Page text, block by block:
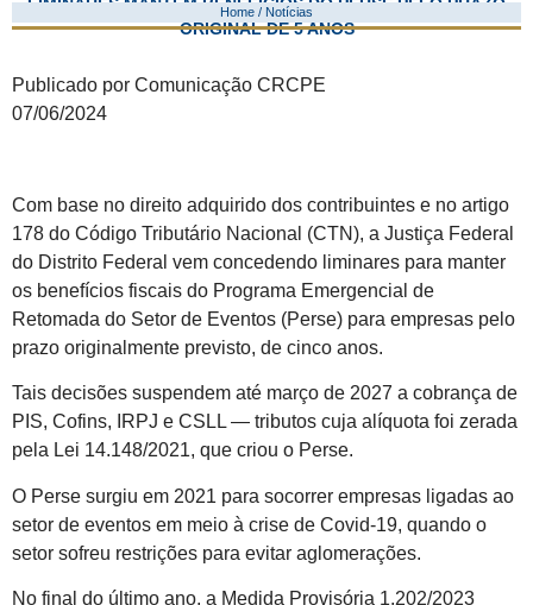
ORIGINAL DE 5 ANOS
Home / Notícias
Publicado por Comunicação CRCPE
07/06/2024
Com base no direito adquirido dos contribuintes e no artigo
178 do Código Tributário Nacional (CTN), a Justiça Federal
do Distrito Federal vem concedendo liminares para manter
os benefícios fiscais do Programa Emergencial de
Retomada do Setor de Eventos (Perse) para empresas pelo
prazo originalmente previsto, de cinco anos.
Tais decisões suspendem até março de 2027 a cobrança de
PIS, Cofins, IRPJ e CSLL — tributos cuja alíquota foi zerada
pela Lei 14.148/2021, que criou o Perse.
O Perse surgiu em 2021 para socorrer empresas ligadas ao
setor de eventos em meio à crise de Covid-19, quando o
setor sofreu restrições para evitar aglomerações.
No final do último ano, a Medida Provisória 1.202/2023